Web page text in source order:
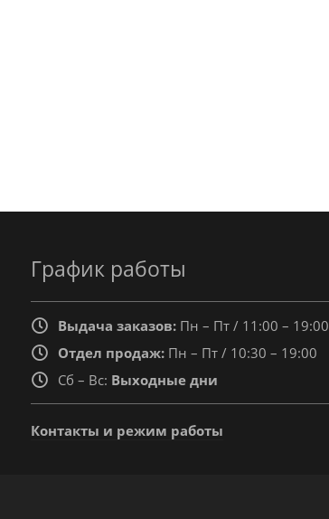
График работы
Выдача заказов:Пн – Пт / 11:00 – 19:00
Отдел продаж:Пн – Пт / 10:30 – 19:00
Сб – Вс: Выходные дни
Контакты и режим работы